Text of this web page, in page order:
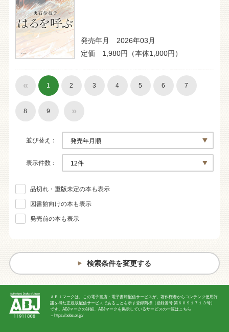
発売年月 2026年03月
定価 1,980円（本体1,800円）
« 1 2 3 4 5 6 7
8 9 »
並び替え
表示件数
品切れ・重版未定の本も表示
図書館向けの本も表示
発売前の本も表示
検索条件を変更する
ＡＢＪマークは、この電子書店・電子書籍配信サービスが、著作権者からコンテンツ使用許
諾を得た正規版配信サービスであることを示す登録商標（登録番号 第６０９１７１３号）
です。ABJマークの詳細、ABJマークを掲示しているサービスの一覧はこちら
→ https://aebs.or.jp/